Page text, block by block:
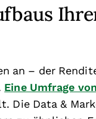
an – der
Eine Umfrage
Die Data &